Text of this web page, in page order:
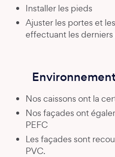
Installer les pieds
Ajuster les portes et
effectuant les
Nos caissons ont la
Nos façades ont
PEFC
Les façades sont
PVC.